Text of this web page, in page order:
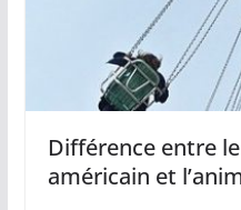
Différence entre
américain et